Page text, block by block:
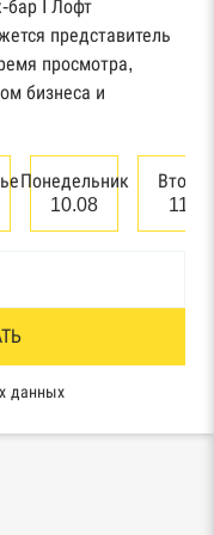
о
обслуживания
бар I Лофт
представитель
просмотра,
бизнеса и
Понедельник
10.08
11.08
данных